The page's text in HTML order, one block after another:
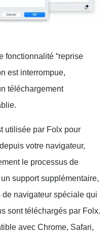
fonctionnalité “reprise
est interrompue,
téléchargement
utilisée par Folx pour
votre navigateur,
le processus de
support supplémentaire,
de navigateur spéciale qui
sont téléchargés par Folx.
avec Chrome, Safari,